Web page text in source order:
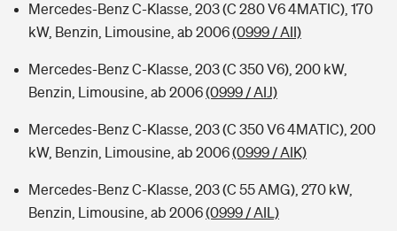
Mercedes-Benz C-Klasse, 203 (C 280 V6 4MATIC), 170
kW, Benzin, Limousine, ab 2006(0999 / AII)
Mercedes-Benz C-Klasse, 203 (C 350 V6), 200 kW,
Benzin, Limousine, ab 2006(0999 / AIJ)
Mercedes-Benz C-Klasse, 203 (C 350 V6 4MATIC), 200
kW, Benzin, Limousine, ab 2006(0999 / AIK)
Mercedes-Benz C-Klasse, 203 (C 55 AMG), 270 kW,
Benzin, Limousine, ab 2006(0999 / AIL)